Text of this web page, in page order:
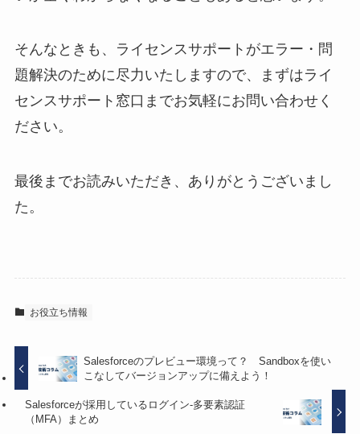
そんなときも、ライセンスサポートがエラー・問
題解決のために尽力いたしますので、まずはライ
センスサポート窓口までお気軽にお問い合わせく
ださい。
最後までお読みいただき、ありがとうございまし
た。
お役立ち情報
Salesforceのプレビュー環境って？ Sandboxを使い
こなしてバージョンアップに備えよう！
Salesforceが採用しているログイン-多要素認証
（MFA）まとめ